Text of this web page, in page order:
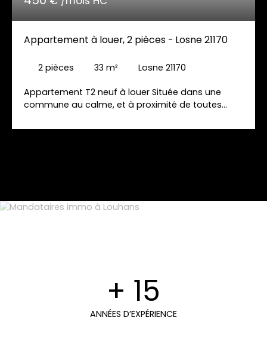
Appartement à louer, 2 pièces - Losne 21170
2 pièces 33 m² Losne 21170
Appartement T2 neuf à louer Située dans une
commune au calme, et à proximité de toutes
compose d'une pièce de vie avec cuisine équipée
facilement. Loyer : 450 € Disponible courant
+ 15
ANNÉES D’EXPÉRIENCE